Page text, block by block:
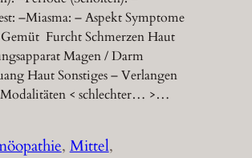
–Miasma: – Aspekt Symptome
Furcht Schmerzen Haut
Magen / Darm
Haut Sonstiges – Verlangen
< schlechter… >…
, Mittel